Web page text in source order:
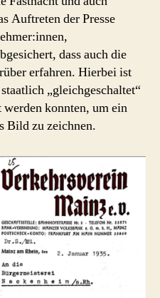
Auftreten der Presse
dass auch die
erfahren. Hierbei ist
„gleichgeschaltet“
konnten, um ein
Bild zu zeichnen.